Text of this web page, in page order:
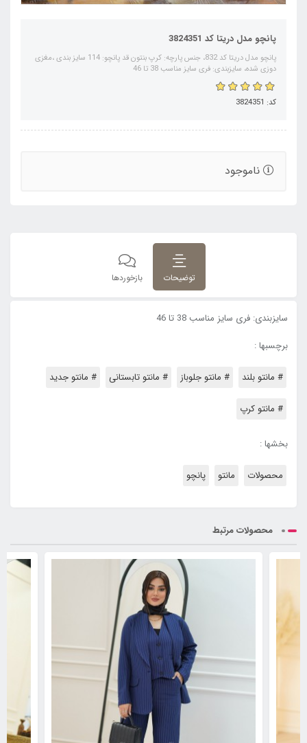
پانچو مدل دریتا کد 3824351
پانچو مدل دریتا کد 832، جنس پارچه: کرپ بنتون قد پانچو: 114 سایز بندی ،مغزی
دوزی شده، سایزبندی: فری سایز مناسب 38 تا 46
کد: 3824351
ناموجود
توضیحات بازخوردها
سایزبندی: فری سایز مناسب 38 تا 46
برچسبها :
# مانتو بلند # مانتو جلوباز # مانتو تابستانی # مانتو جدید
# مانتو کرپ
بخشها :
محصولات مانتو پانچو
محصولات مرتبط